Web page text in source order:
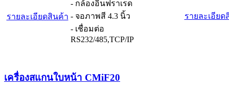
รายละเอียดสินค้า
- กล้องอินฟราเรด
- จอภาพสี 4.3 นิ้ว
- เชื่อมต่อ
RS232/485,TCP/IP
รายละเอีย
เครื่องสแกนใบหน้า CMiF20